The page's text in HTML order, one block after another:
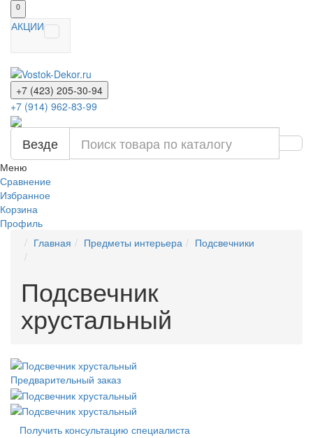
0
АКЦИИ
+7 (423) 205-30-94
+7 (914) 962-83-99
Везде
Меню
Сравнение
Избранное
Корзина
Профиль
Главная
Предметы интерьера Подсвечники
Подсвечник
хрустальный
Предварительный заказ
Получить консультацию специалиста